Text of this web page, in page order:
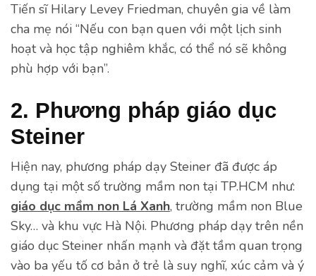
Tiến sĩ Hilary Levey Friedman, chuyên gia về làm
cha mẹ nói “Nếu con bạn quen với một lịch sinh
hoạt và học tập nghiêm khắc, có thể nó sẽ không
phù hợp với bạn”.
2. Phương pháp giáo dục
Steiner
Hiện nay, phương pháp dạy Steiner đã được áp
dụng tại một số trường mầm non tại TP.HCM như:
giáo dục mầm non Lá Xanh, trường mầm non Blue
Sky… và khu vực Hà Nội. Phương pháp dạy trên nền
giáo dục Steiner nhấn mạnh và đặt tầm quan trọng
vào ba yếu tố cơ bản ở trẻ là suy nghĩ, xúc cảm và ý